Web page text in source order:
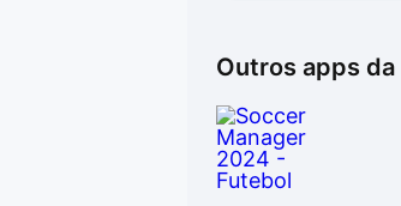
Outros apps da